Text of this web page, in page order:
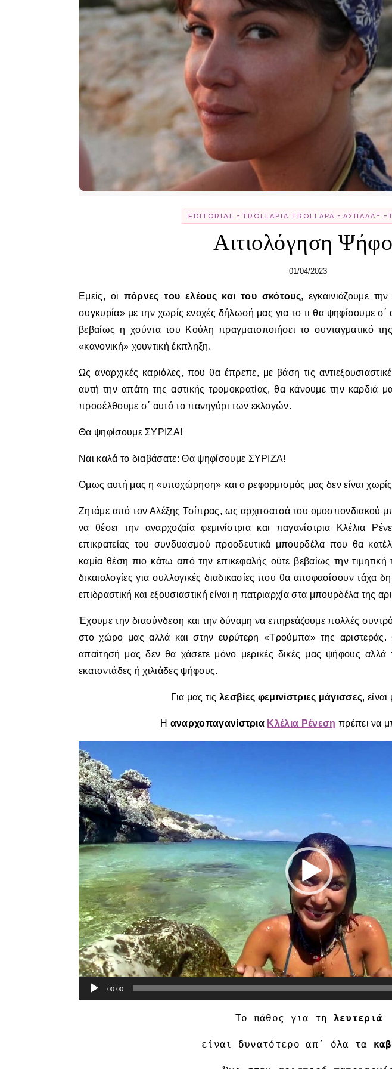
EDITORIAL - TROLLΑΡΊΑ TROLLΑΡΆ - ΑΣΠΆΛΑΞ -
Αιτιολόγηση
01/04/2023
Εμείς, οι πόρνες του ελέους και του σκότους, εγκαινιάζουμε
συγκυρία» με την χωρίς ενοχές δήλωσή μας για το τι θα ψηφίσουμε σ΄
βεβαίως η χούντα του Κούλη πραγματοποιήσει το συνταγματικό
«κανονική» χουντική έκπληξη.
Ως αναρχικές καριόλες, που θα έπρεπε, με βάση τις
αυτή την απάτη της αστικής τρομοκρατίας, θα κάνουμε την καρδιά
προσέλθουμε σ΄ αυτό το πανηγύρι των εκλογών.
Θα ψηφίσουμε ΣΥΡΙΖΑ!
Ναι καλά το διαβάσατε: Θα ψηφίσουμε ΣΥΡΙΖΑ!
Όμως αυτή μας η «υποχώρηση» και ο ρεφορμισμός μας δεν είναι
Ζητάμε από τον Αλέξης Τσίπρας, ως αρχιτσατσά του ομοσπονδιακού
να θέσει την αναρχοζαία φεμινίστρια και παγανίστρια Κλέλια
επικρατείας του συνδυασμού προοδευτικά μπουρδέλα που θα
καμία θέση πιο κάτω από την επικεφαλής ούτε βεβαίως την
δικαιολογίες για συλλογικές διαδικασίες που θα αποφασίσουν τάχα
επιδραστική και εξουσιαστική είναι η πατριαρχία στα μπουρδέλα της
Έχουμε την διασύνδεση και την δύναμη να επηρεάζουμε πολλές
στο χώρο μας αλλά και στην ευρύτερη «Τρούμπα» της
απαίτησή μας δεν θα χάσετε μόνο μερικές δικές μας ψήφους αλλά
εκατοντάδες ή χιλιάδες ψήφους.
Για μας τιςλεσβίες φεμινίστριες μάγισσες,
Η αναρχοπαγανίστρια Κλέλια Ρένεση πρέπει να
Πρόγραμμα
Αναπαραγωγής
Βίντεο
00:00
Το πάθος για τη λευτεριά
είναι δυνατότερο απ΄ όλα τα